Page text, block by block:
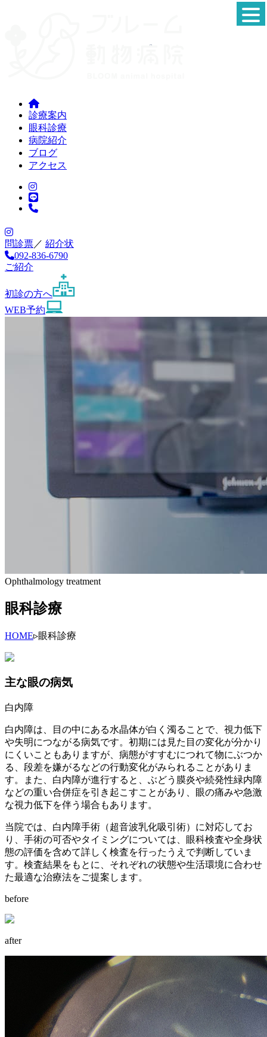
診療案内
眼科診療
病院紹介
ブログ
アクセス
問診票／ 紹介状
092-836-6790
ご紹介
初診の方へ
WEB予約
Ophthalmology treatment
眼科診療
HOME▹眼科診療
主な眼の病気
白内障
白内障は、目の中にある水晶体が白く濁ることで、視力低下
や失明につながる病気です。初期には見た目の変化が分かり
にくいこともありますが、病態がすすむにつれて物にぶつか
る、段差を嫌がるなどの行動変化がみられることがありま
す。また、白内障が進行すると、ぶどう膜炎や続発性緑内障
などの重い合併症を引き起こすことがあり、眼の痛みや急激
な視力低下を伴う場合もあります。
当院では、白内障手術（超音波乳化吸引術）に対応してお
り、手術の可否やタイミングについては、眼科検査や全身状
態の評価を含めて詳しく検査を行ったうえで判断していま
す。検査結果をもとに、それぞれの状態や生活環境に合わせ
た最適な治療法をご提案します。
before
after